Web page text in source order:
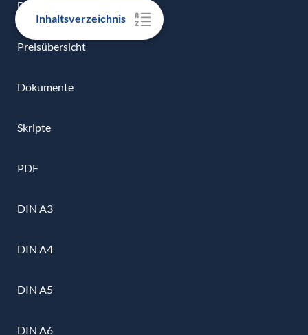
Inhaltsverzeichnis
DRUCKPRODUKTE
Preisübersicht
Dokumente
Skripte
PDF
DIN A3
DIN A4
DIN A5
DIN A6